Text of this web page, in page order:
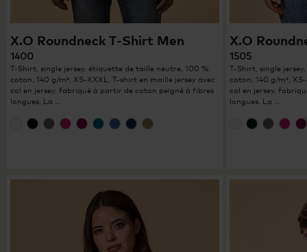
X.O Roundneck T-Shirt Men
1400
T-Shirt, single jersey, étiquette de taille neutre, 100 %
coton, 140 g/m², XS-XXXL. T-shirt en maille jersey avec
col en jersey, fabriqué à partir de coton peigné à fibres
longues. La …
X.O
1505
T-Shirt, single
coton, 140 g/m²,
col en jersey,
longues. La …